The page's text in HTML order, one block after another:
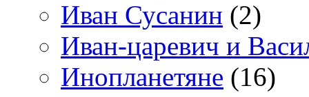
Иван Сусанин (2)
Иван-царевич и
Инопланетяне (16)